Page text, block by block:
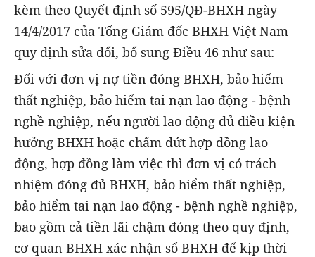
kèm theo Quyết định số 595/QĐ-BHXH ngày
14/4/2017 của Tổng Giám đốc BHXH Việt Nam
quy định sửa đổi, bổ sung Điều 46 như sau:
Đối với đơn vị nợ tiền đóng BHXH, bảo hiểm
thất nghiệp, bảo hiểm tai nạn lao động - bệnh
nghề nghiệp, nếu người lao động đủ điều kiện
hưởng BHXH hoặc chấm dứt hợp đồng lao
động, hợp đồng làm việc thì đơn vị có trách
nhiệm đóng đủ BHXH, bảo hiểm thất nghiệp,
bảo hiểm tai nạn lao động - bệnh nghề nghiệp,
bao gồm cả tiền lãi chậm đóng theo quy định,
cơ quan BHXH xác nhận sổ BHXH để kịp thời